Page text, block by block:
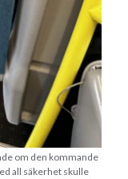
om den kommande
all säkerhet skulle